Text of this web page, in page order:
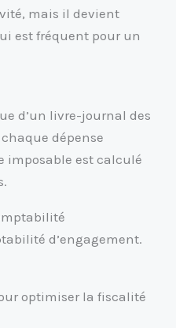
mais il devient
est fréquent pour un
d’un livre-journal des
dépense
imposable est calculé
d’engagement.